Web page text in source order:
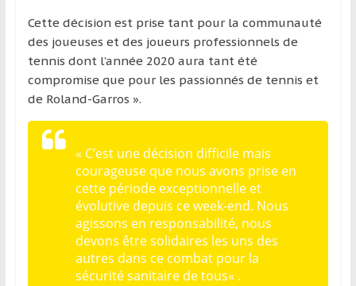
Cette décision est prise tant pour la communauté
des joueuses et des joueurs professionnels de
tennis dont l’année 2020 aura tant été
compromise que pour les passionnés de tennis et
de Roland-Garros ».
« C’est une décision difficile mais
courageuse que nous avons prise en
cette période exceptionnelle et
évolutive depuis ce week-end. Nous
agissons en responsabilité, nous
devons être solidaires les uns des
autres dans ce combat pour la
sécurité sanitaire de tous« .